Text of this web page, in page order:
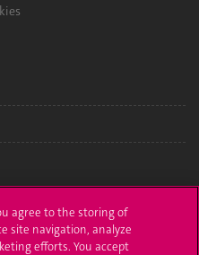
agree to the storing of
site navigation, analyze
efforts. You accept